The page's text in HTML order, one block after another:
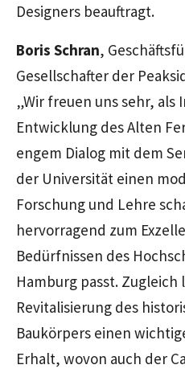
Designers beauftragt.
Boris Schran,
Gesellschafter der
„Wir freuen uns sehr, als
Entwicklung des Alten
engem Dialog mit dem
der Universität einen
Forschung und Lehre
hervorragend zum
Bedürfnissen des
Hamburg passt. Zugleich
Revitalisierung des
Baukörpers einen
Erhalt, wovon auch der